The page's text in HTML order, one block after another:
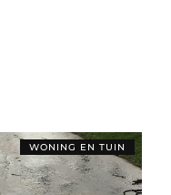
WONING EN TUIN